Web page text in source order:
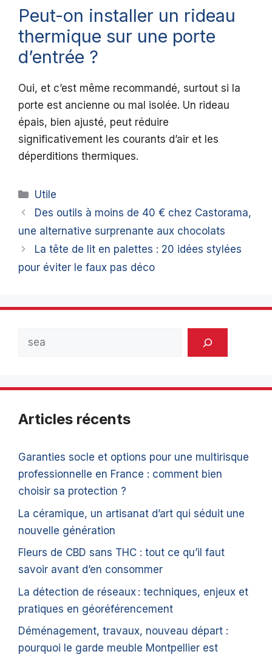
Peut-on installer un rideau
thermique sur une porte
d’entrée ?
Oui, et c’est même recommandé, surtout si la
porte est ancienne ou mal isolée. Un rideau
épais, bien ajusté, peut réduire
significativement les courants d’air et les
déperditions thermiques.
Catégories
Utile
Des outils à moins de 40 € chez Castorama,
une alternative surprenante aux chocolats
La tête de lit en palettes : 20 idées stylées
pour éviter le faux pas déco
Articles récents
Garanties socle et options pour une multirisque
professionnelle en France : comment bien
choisir sa protection ?
La céramique, un artisanat d’art qui séduit une
nouvelle génération
Fleurs de CBD sans THC : tout ce qu’il faut
savoir avant d’en consommer
La détection de réseaux : techniques, enjeux et
pratiques en géoréférencement
Déménagement, travaux, nouveau départ :
pourquoi le garde meuble Montpellier est